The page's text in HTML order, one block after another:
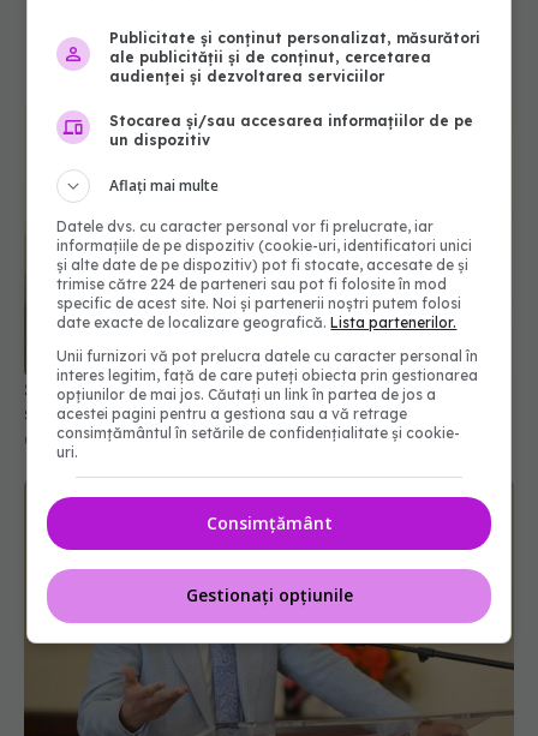
Șeful CNAS, mesaj după revolta radiologilor: În
sănătate, timpul se măsoară în șanse la viață
04 aug 2026, 10:10
Publicitate și conținut personalizat, măsurători
ale publicității și de conținut, cercetarea
audienței și dezvoltarea serviciilor
Stocarea și/sau accesarea informațiilor de pe
un dispozitiv
Aflați mai multe
Datele dvs. cu caracter personal vor fi prelucrate, iar
informațiile de pe dispozitiv (cookie-uri, identificatori unici
și alte date de pe dispozitiv) pot fi stocate, accesate de și
trimise către 224 de parteneri sau pot fi folosite în mod
specific de acest site. Noi și partenerii noștri putem folosi
date exacte de localizare geografică.Lista partenerilor.
Unii furnizori vă pot prelucra datele cu caracter personal în
interes legitim, față de care puteți obiecta prin gestionarea
opțiunilor de mai jos. Căutați un link în partea de jos a
acestei pagini pentru a gestiona sau a vă retrage
consimțământul în setările de confidențialitate și cookie-
uri.
Consimțământ
Gestionați opțiunile